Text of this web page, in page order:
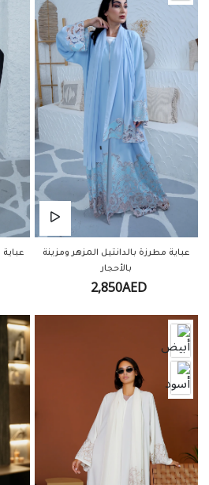
عباية مطرزة بالدانتيل المزهر ومزينة
بالأحجار
2,850AED